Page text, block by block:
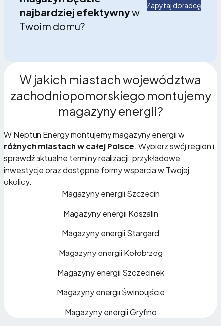
najbardziej efektywnyw
Twoim domu?
Zapytaj doradcę
W jakich miastach województwa
zachodniopomorskiego montujemy
magazyny energii?
W Neptun Energy montujemy magazyny energii w
różnych miastach w całej Polsce. Wybierz swój region i
sprawdź aktualne terminy realizacji, przykładowe
inwestycje oraz dostępne formy wsparcia w Twojej
okolicy.
Magazyny energii Szczecin
Magazyny energii Koszalin
Magazyny energii Stargard
Magazyny energii Kołobrzeg
Magazyny energii Szczecinek
Magazyny energii Świnoujście
Magazyny energii Gryfino